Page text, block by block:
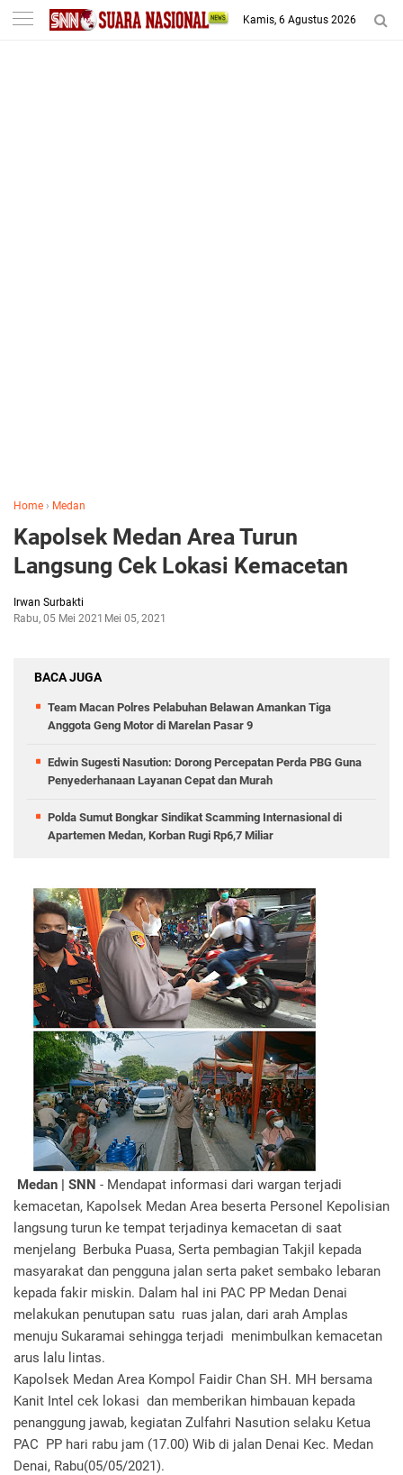
-->
Kamis, 6 Agustus 2026
Home › Medan
Kapolsek Medan Area Turun
Langsung Cek Lokasi Kemacetan
Irwan Surbakti
Rabu, 05 Mei 2021 Mei 05, 2021
BACA JUGA
Team Macan Polres Pelabuhan Belawan Amankan Tiga
Anggota Geng Motor di Marelan Pasar 9
Edwin Sugesti Nasution: Dorong Percepatan Perda PBG Guna
Penyederhanaan Layanan Cepat dan Murah
Polda Sumut Bongkar Sindikat Scamming Internasional di
Apartemen Medan, Korban Rugi Rp6,7 Miliar
Medan | SNN - Mendapat informasi dari wargan terjadi
kemacetan, Kapolsek Medan Area beserta Personel Kepolisian
langsung turun ke tempat terjadinya kemacetan di saat
menjelang Berbuka Puasa, Serta pembagian Takjil kepada
masyarakat dan pengguna jalan serta paket sembako lebaran
kepada fakir miskin. Dalam hal ini PAC PP Medan Denai
melakukan penutupan satu ruas jalan, dari arah Amplas
menuju Sukaramai sehingga terjadi menimbulkan kemacetan
arus lalu lintas.
Kapolsek Medan Area Kompol Faidir Chan SH. MH bersama
Kanit Intel cek lokasi dan memberikan himbauan kepada
penanggung jawab, kegiatan Zulfahri Nasution selaku Ketua
PAC PP hari rabu jam (17.00) Wib di jalan Denai Kec. Medan
Denai, Rabu(05/05/2021).